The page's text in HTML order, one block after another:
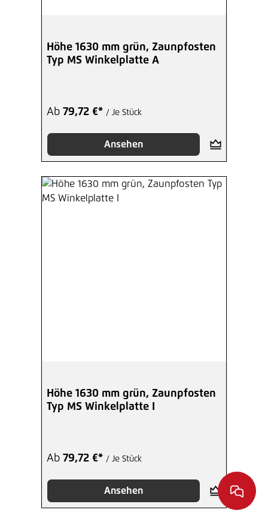
Höhe 1630 mm grün, Zaunpfosten
Typ MS Winkelplatte A
Ab 79,72 €* / Je Stück
Ansehen
Höhe 1630 mm grün, Zaunpfosten
Typ MS Winkelplatte I
Ab 79,72 €* / Je Stück
Ansehen